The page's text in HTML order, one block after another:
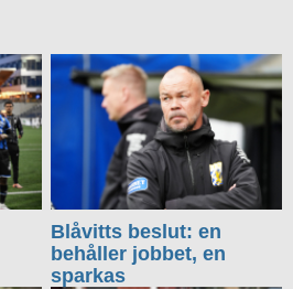
Blåvitts beslut: en
behåller jobbet, en
sparkas